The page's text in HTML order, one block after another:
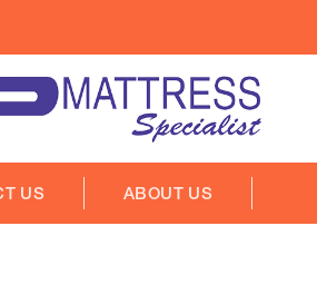
US ABOUT US